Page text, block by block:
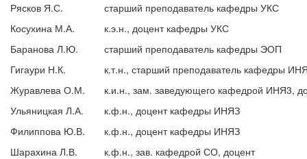
Рясков Я.С.
старший преподаватель кафедры УКС
Косухина М.А.
к.э.н., доцент кафедры УКС
Баранова Л.Ю.
старший преподаватель кафедры ЭОП
Гигаури Н.К.
к.т.н., старший преподаватель кафедры
Журавлева О.М.
к.и.н., зам. заведующего кафедрой ИНЯ3,
Ульяницкая Л.А.
к.ф.н., доцент кафедры ИНЯЗ
Филиппова Ю.В.
к.ф.н., доцент кафедры ИНЯЗ
Шарахина Л.В.
к.ф.н., зав. кафедрой СО, доцент